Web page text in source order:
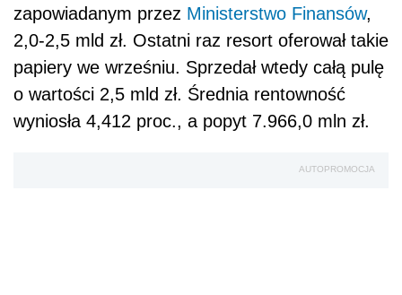
zapowiadanym przez Ministerstwo Finansów,
2,0-2,5 mld zł. Ostatni raz resort oferował takie
papiery we wrześniu. Sprzedał wtedy całą pulę
o wartości 2,5 mld zł. Średnia rentowność
wyniosła 4,412 proc., a popyt 7.966,0 mln zł.
AUTOPROMOCJA